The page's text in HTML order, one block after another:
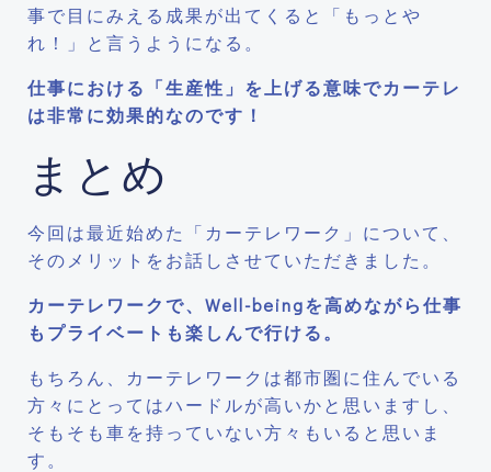
事で目にみえる成果が出てくると「もっとや
れ！」と言うようになる。
仕事における「生産性」を上げる意味でカーテレ
は非常に効果的なのです！
まとめ
今回は最近始めた「カーテレワーク」について、
そのメリットをお話しさせていただきました。
カーテレワークで、Well-beingを高めながら仕事
もプライベートも楽しんで行ける。
もちろん、カーテレワークは都市圏に住んでいる
方々にとってはハードルが高いかと思いますし、
そもそも車を持っていない方々もいると思いま
す。